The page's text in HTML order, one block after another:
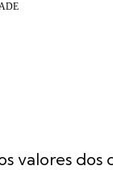
valores dos